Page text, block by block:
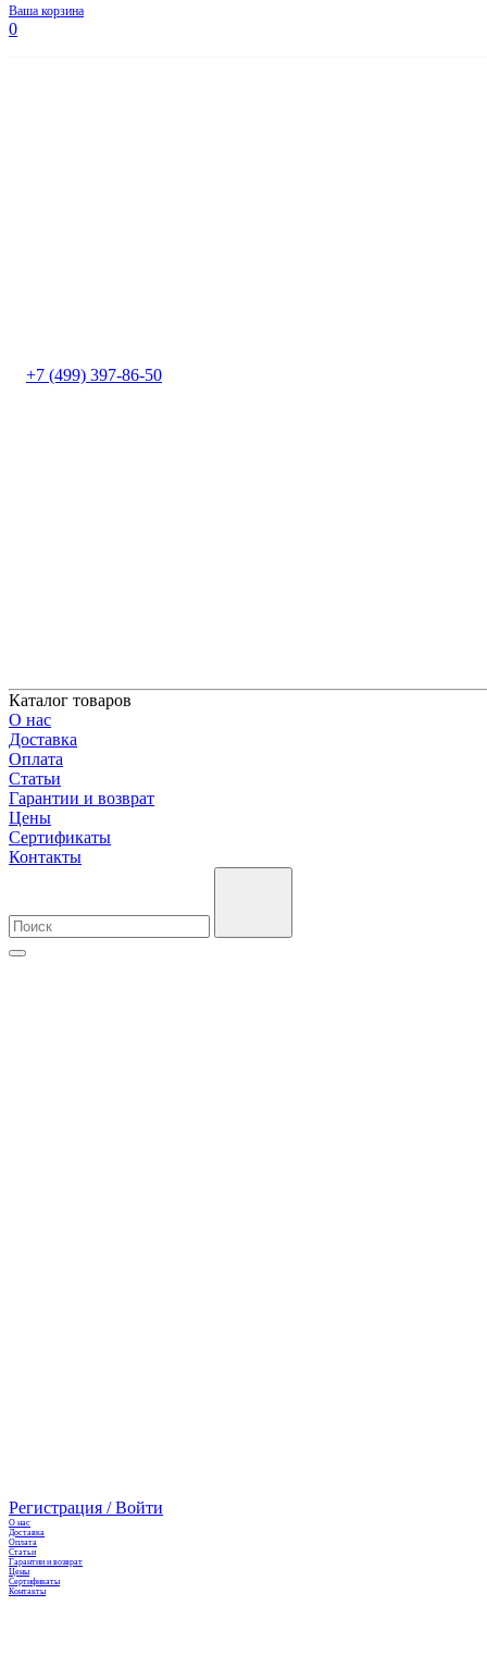
Ваша корзина
0
+7 (499) 397-86-50
Каталог товаров
О нас
Доставка
Оплата
Cтатьи
Гарантии и возврат
Цены
Сертификаты
Контакты
Регистрация / Войти
О нас
Доставка
Оплата
Cтатьи
Гарантии и возврат
Цены
Сертификаты
Контакты